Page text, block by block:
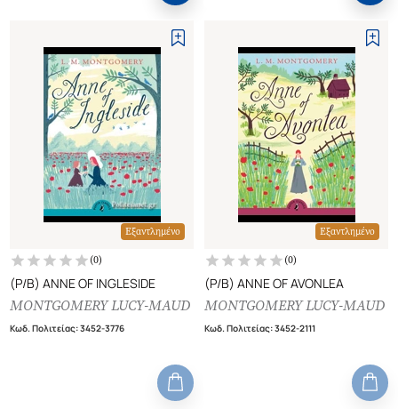
Εξαντλημένο
(0)
(P/B) ANNE OF INGLESIDE
MONTGOMERY LUCY-MAUD
Κωδ. Πολιτείας:3452-3776
Εξαντλημένο
(0)
(P/B) ANNE OF AVONLEA
MONTGOMERY LUCY-MAUD
Κωδ. Πολιτείας:3452-2111